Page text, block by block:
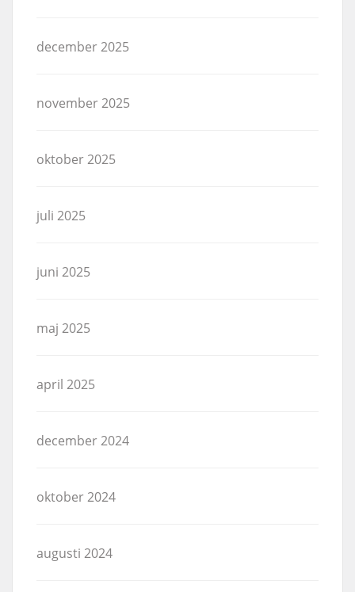
december 2025
november 2025
oktober 2025
juli 2025
juni 2025
maj 2025
april 2025
december 2024
oktober 2024
augusti 2024